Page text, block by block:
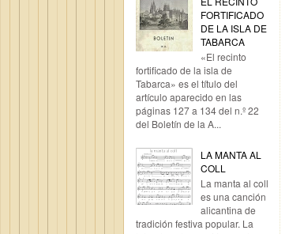
FORTIFICADO
DE LA ISLA DE
TABARCA
«El recinto
fortificado de la isla de
Tabarca» es el título del
artículo aparecido en las
páginas 127 a 134 del n.º 22
del Boletín de la A...
LA MANTA AL
COLL
La manta al coll
es una canción
alicantina de
tradición festiva popular. La